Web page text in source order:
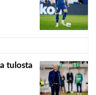
tulosta